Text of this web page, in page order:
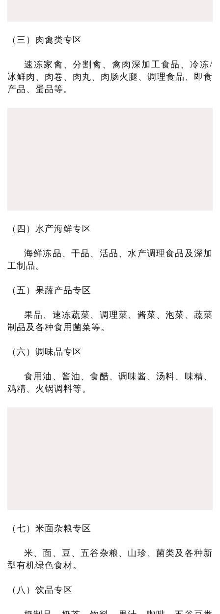
（三）肉禽类专区
速冻家禽、分割禽、禽肉深加工食品、冷冻/
冰鲜肉、肉卷、肉丸、肉肠火腿、调理食品、即食
产品、蛋品等。
（四）水产海鲜专区
海鲜冻品、干品、活品、水产调理食品及深加
工制品。
（五）果蔬产品专区
果品、速冻蔬菜、调理菜、酱菜、泡菜、蔬菜
制品及各种食用菌菜等。
（六）调味品专区
食用油、酱油、食醋、调味酱、汤料、味精、
鸡精、火锅调料等。
（七）米面杂粮专区
米、面、豆、五谷杂粮、山珍、菌类及各种新
型有机绿色食材。
（八）饮品专区